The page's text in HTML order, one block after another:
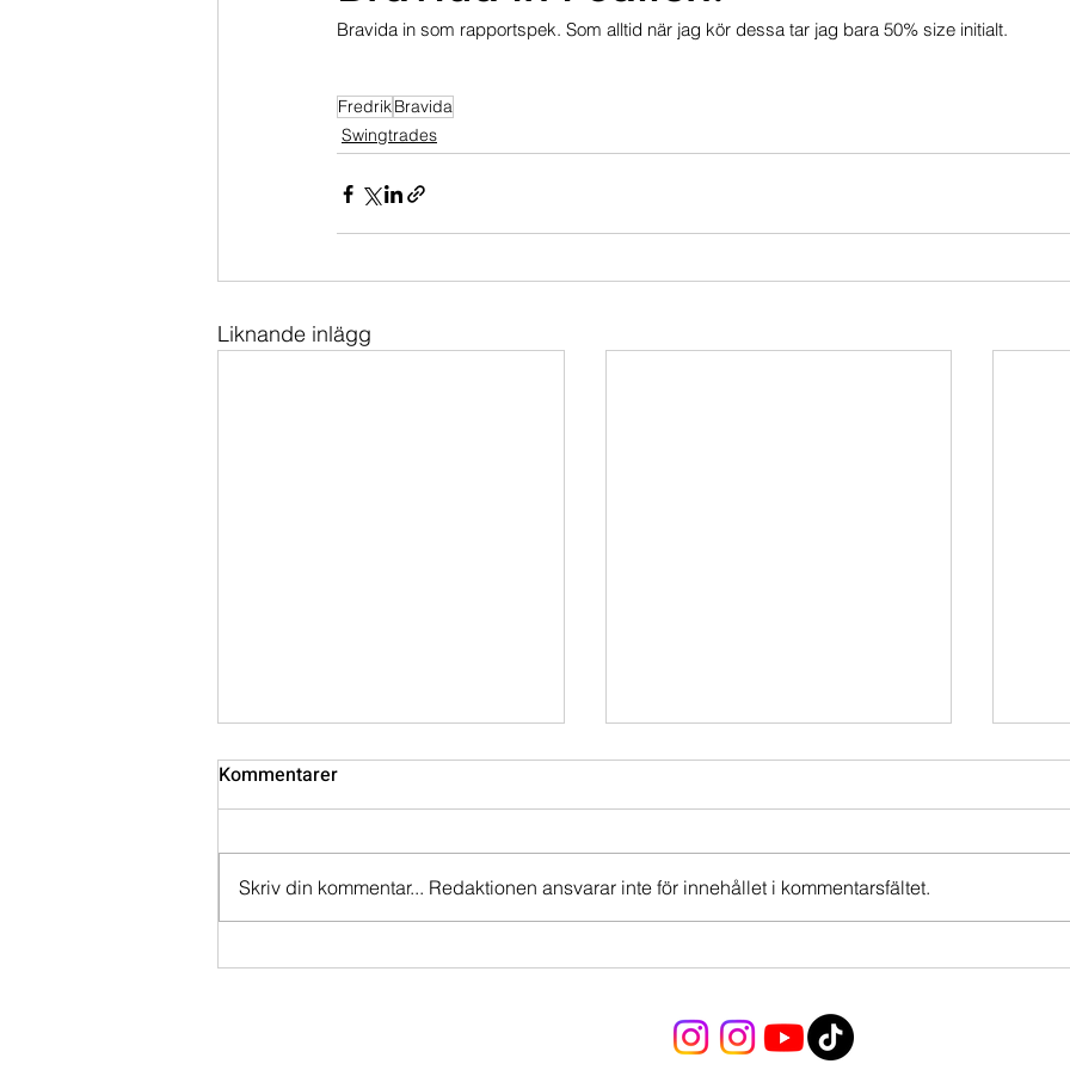
Dippköparportföljen Momentumportföljen Portföljer
Bravida in som rapportspek. Som alltid när jag kör dessa tar jag bara 50% size initialt.
FredrikBravida
Swingtrades
Liknande inlägg
Söndagssnack 2026-07-06 Skalar lite mer i Nasdaq
Nasdaq kryper allt närmre 24k
60% ner till 50%. Bra kudde idag!
Kommentarer
Skriv din kommentar... Redaktionen ansvarar inte för innehållet i kommentarsfältet.